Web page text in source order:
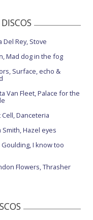
Del Rey, Stove
Mad dog in the fog
Surface, echo &
Van Fleet, Palace for the
Cell, Danceteria
Smith, Hazel eyes
Goulding, I know too
Flowers, Thrasher